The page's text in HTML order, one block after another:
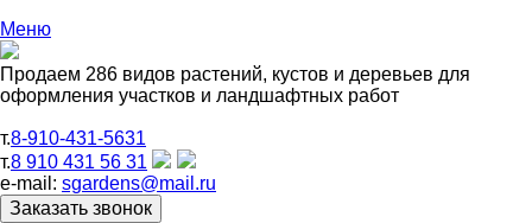
Меню
Продаем 286 видов растений, кустов и деревьев для
оформления участков и ландшафтных работ
т.8-910-431-5631
т.8 910 431 56 31
e-mail: sgardens@mail.ru